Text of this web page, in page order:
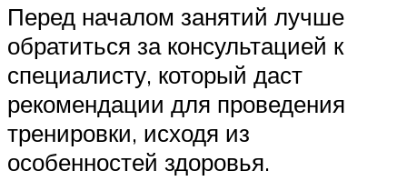
Перед началом занятий лучше
обратиться за консультацией к
специалисту, который даст
рекомендации для проведения
тренировки, исходя из
особенностей здоровья.